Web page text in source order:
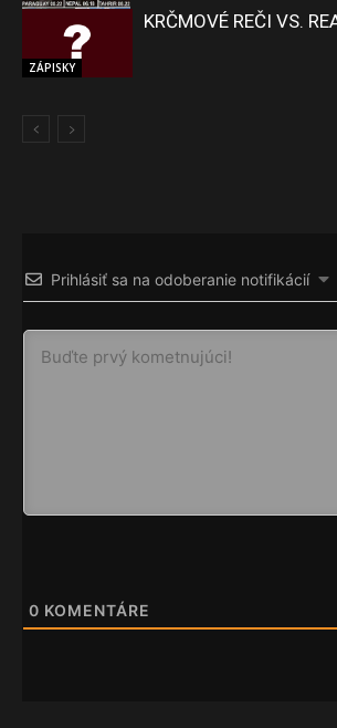
ZÁPISKY
ZÁPISKY
KRČMOVÉ REČI VS.
Prihlásiť sa na odoberanie notifikácií
0 KOMENTÁRE